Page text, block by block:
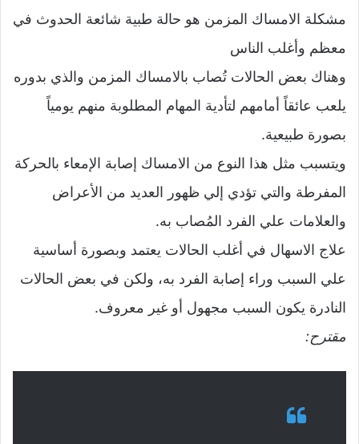
مشكلة الامساك المزمن هو حالة طبية شائعة الحدوث في
معظم وأغلب الناس
وهناك بعض الحالات تُصاب بالامساك المزمن والذي بدوره
يلعب عائقاً أمامهم لتأدية المهام المطلوبة منهم يومياً
بصورة طبيعية.
ويتسبب مثل هذا النوع من الامساك إصابة الإمعاء بالحركة
المفرطة والتي تؤدي إلي ظهور العديد من الأعراض
والعلامات علي الفرد المُصاب به.
علاج الاسهال في أغلب الحالات يعتمد وبصورة أساسية
علي السبب وراء إصابة الفرد به، ولكن في بعض الحالات
النادرة يكون السبب مجهول أو غير معروف.
مقترح: